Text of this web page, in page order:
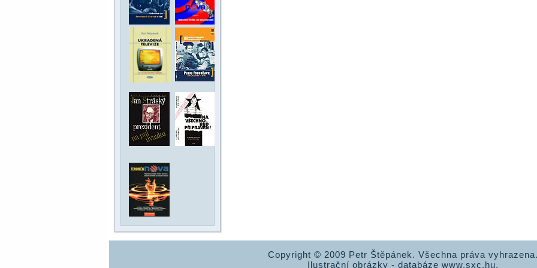
Copyright © 2009 Petr Štěpánek. Všechna práva
Ilustrační obrázky - databáze www.sxc.hu.